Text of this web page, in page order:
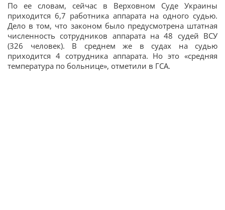
По ее словам, сейчас в Верховном Суде Украины
приходится 6,7 работника аппарата на одного судью.
Дело в том, что законом было предусмотрена штатная
численность сотрудников аппарата на 48 судей ВСУ
(326 человек). В среднем же в судах на судью
приходится 4 сотрудника аппарата. Но это «средняя
температура по больнице», отметили в ГСА.